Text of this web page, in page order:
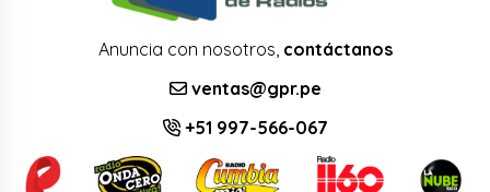
Anuncia con nosotros, contáctanos
ventas@gpr.pe
+51 997-566-067